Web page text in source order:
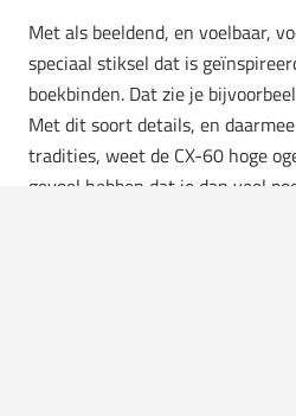
Met als beeldend, en voelbaar,
speciaal stiksel dat is
boekbinden. Dat zie je
Met dit soort details, en
tradities, weet de CX-60 hoge
gevoel hebben dat je dan veel